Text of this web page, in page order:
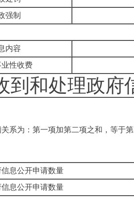
强制
内容
性收费
到和处理政府
关系为：第一项加第二项之和，等于
息公开申请数量
息公开申请数量